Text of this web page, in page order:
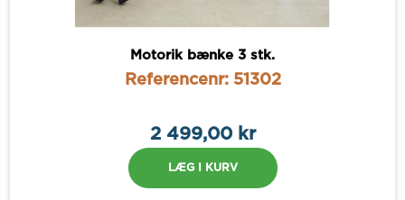
Motorik bænke 3 stk.
Referencenr: 51302
2 499,00 kr
LÆG I KURV